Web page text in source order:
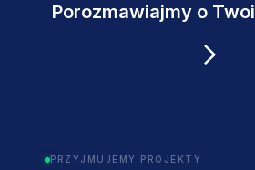
Porozmawiajmy o
PRZYJMUJEMY PROJEKTY